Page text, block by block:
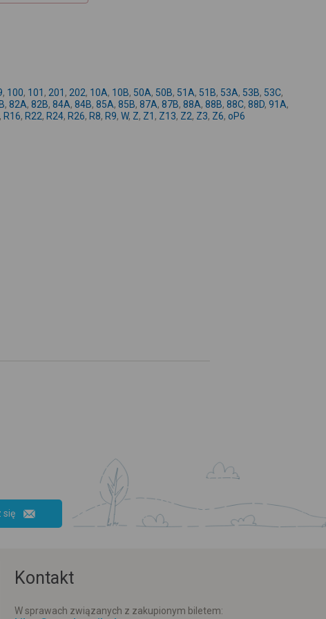
, 100, 101 , 201 , 202, 10A, 10B, 50A, 50B, 51A, 51B, 53A, 53B, 53C,
, 82A, 82B, 84A, 84B, 85A, 85B, 87A, 87B, 88A, 88B, 88C, 88D, 91A,
, R16, R22, R24, R26, R8, R9, W, Z, Z1 , Z13, Z2, Z3, Z6, oP6
się
Kontakt
W sprawach związanych z zakupionym biletem: